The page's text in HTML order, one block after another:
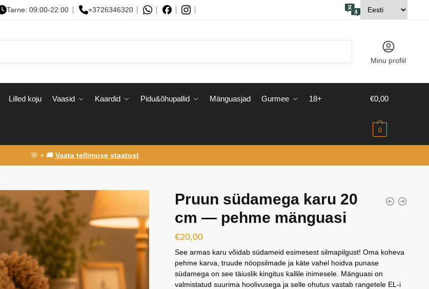
Tarne: 09:00-22:00 +3726346320
Minu profiil
Lilled koju Vaasid Kaardid Pidu&õhupallid Mänguasjad Gurmee 18+ €0,00
0
🌸 + 🚚 Vaata tellimuse staatust
Pruun südamega karu 20
cm — pehme mänguasi
€20,00
See armas karu võidab südameid esimesest silmapilgust! Oma koheva
pehme karva, truude nöopsilmade ja käte vahel hoidva punase
südamega on see täiuslik kingitus kallile inimesele. Mänguasi on
valmistatud suurima hoolivusega ja selle ohutus vastab rangetele EL-i